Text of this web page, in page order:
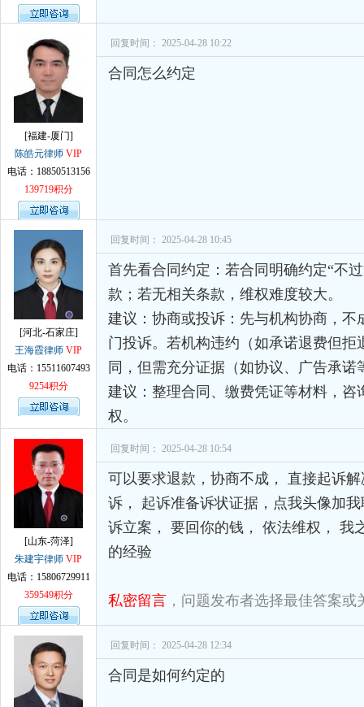
[福建-厦门]
陈皓元律师 VIP
电话：18850513156
139719积分
回复时间： 2025-04-28 10:22
合同怎么约定
[河北-石家庄]
王海霞律师 VIP
电话：15511607493
9254积分
回复时间： 2025-04-28 10:45
首先看合同约定：若合同明确约定“不
款；若无相关条款，维权难度较大。
建议：协商或投诉：先与机构协商，不
门投诉。若机构违约（如承诺退费但拒
同，但需充分证据（如协议、广告承诺
建议：整理合同、缴费凭证等材料，咨
权。
[山东-菏泽]
朱建宇律师 VIP
电话：15806729911
359549积分
回复时间： 2025-04-28 10:54
可以要求退款，协商不成， 直接起诉
诉， 起诉准备诉状证据，点我头像加
诉立案， 要回你的钱， 依法维权， 我
的经验
私密留言 ，问题发布者选择最佳答案
回复时间： 2025-04-28 12:34
合同是如何约定的